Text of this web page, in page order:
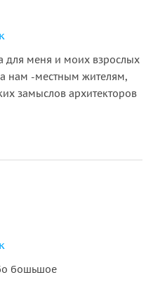
для меня и моих взрослых
нам -местным жителям,
замыслов архитекторов
бошьшое